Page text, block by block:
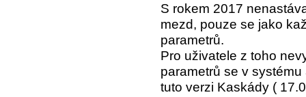
S rokem 2017
mezd, pouze se jako
parametrů.
Pro uživatele z toho
parametrů se v
tuto verzi Kaskády (